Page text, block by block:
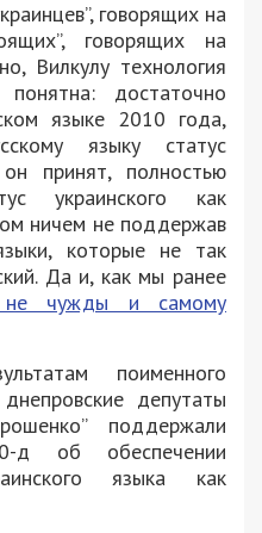
говорящих на
говорящих на
Вилкулу технология
достаточно
языке 2010 года,
языку статус
принят, полностью
украинского как
ничем не поддержав
которые не так
Да и, как мы ранее
не чужды и самому
поименного
депутаты
поддержали
д об обеспечении
языка как